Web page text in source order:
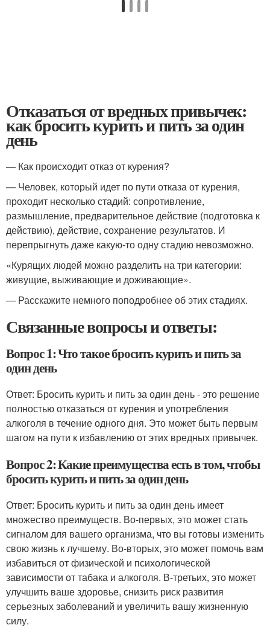
Отказаться от вредных привычек:
как бросить курить и пить за один
день
— Как происходит отказ от курения?
— Человек, который идет по пути отказа от курения,
проходит несколько стадий: сопротивление,
размышление, предварительное действие (подготовка к
действию), действие, сохранение результатов. И
перепрыгнуть даже какую-то одну стадию невозможно.
«Курящих людей можно разделить на три категории:
живущие, выживающие и доживающие».
— Расскажите немного поподробнее об этих стадиях.
Связанные вопросы и ответы:
Вопрос 1: Что такое бросить курить и пить за
один день
Ответ: Бросить курить и пить за один день - это решение
полностью отказаться от курения и употребления
алкоголя в течение одного дня. Это может быть первым
шагом на пути к избавлению от этих вредных привычек.
Вопрос 2: Какие преимущества есть в том, чтобы
бросить курить и пить за один день
Ответ: Бросить курить и пить за один день имеет
множество преимуществ. Во-первых, это может стать
сигналом для вашего организма, что вы готовы изменить
свою жизнь к лучшему. Во-вторых, это может помочь вам
избавиться от физической и психологической
зависимости от табака и алкоголя. В-третьих, это может
улучшить ваше здоровье, снизить риск развития
серьезных заболеваний и увеличить вашу жизненную
силу.